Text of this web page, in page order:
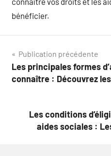
bénéficier.
Navigation
de
Publication précédente
Les principales formes
connaître : Découvrez
Les conditions
aides sociales :